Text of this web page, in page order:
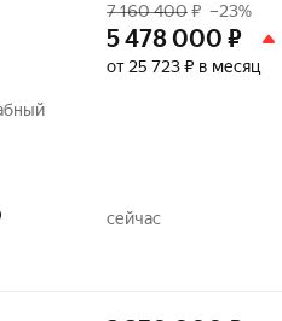
7 160 400₽ –23%
5 478 000 ₽
от 25 723 ₽ в месяц
сейчас